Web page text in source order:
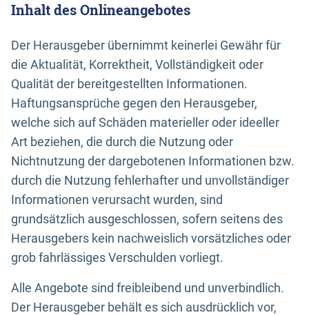
Inhalt des Onlineangebotes
Der Herausgeber übernimmt keinerlei Gewähr für
die Aktualität, Korrektheit, Vollständigkeit oder
Qualität der bereitgestellten Informationen.
Haftungsansprüche gegen den Herausgeber,
welche sich auf Schäden materieller oder ideeller
Art beziehen, die durch die Nutzung oder
Nichtnutzung der dargebotenen Informationen bzw.
durch die Nutzung fehlerhafter und unvollständiger
Informationen verursacht wurden, sind
grundsätzlich ausgeschlossen, sofern seitens des
Herausgebers kein nachweislich vorsätzliches oder
grob fahrlässiges Verschulden vorliegt.
Alle Angebote sind freibleibend und unverbindlich.
Der Herausgeber behält es sich ausdrücklich vor,